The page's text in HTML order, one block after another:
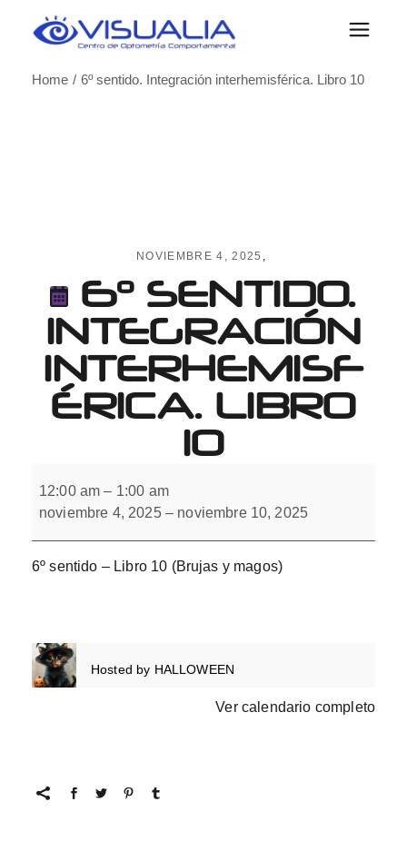
Home
6º sentido. Integración interhemisférica. Libro 10
NOVIEMBRE 4, 2025
6º SENTIDO.
INTEGRACIÓN
INTERHEMISF
ÉRICA. LIBRO
10
sentido.
Integración
interhemisférica.
10
12:00 am – 1:00 am
noviembre 4, 2025 – noviembre 10, 2025
6º sentido – Libro 10 (Brujas y magos)
Hosted by HALLOWEEN
Ver calendario completo